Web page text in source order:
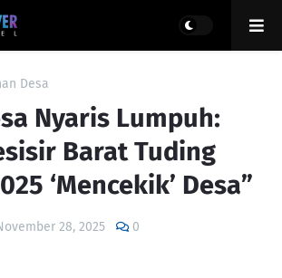
Desa
Nyaris Lumpuh:
Barat Tuding
‘Mencekik’ Desa”
28, 2025 0